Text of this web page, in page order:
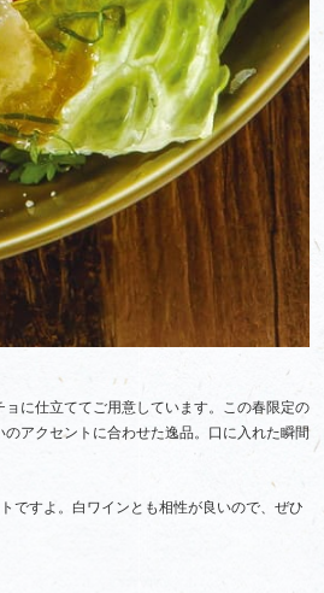
に仕立ててご用意しています。この春限定の
アクセントに合わせた逸品。口に入れた瞬間
ですよ。白ワインとも相性が良いので、ぜひ